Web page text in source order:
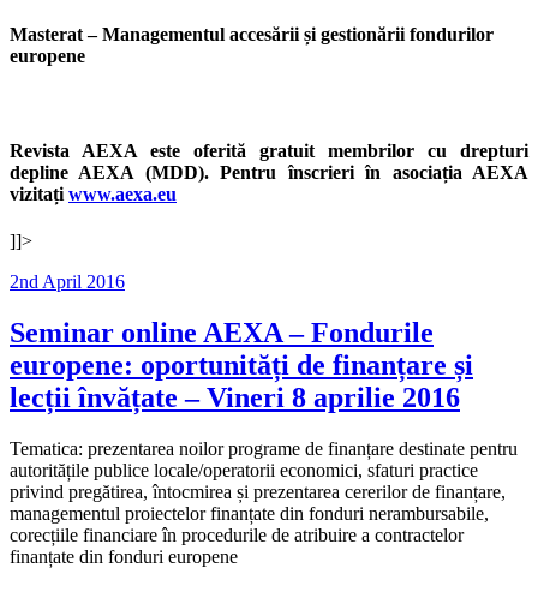
Masterat – Managementul accesării și gestionării fondurilor
europene
Revista AEXA este oferită gratuit membrilor cu drepturi
depline AEXA (MDD). Pentru înscrieri în asociația AEXA
vizitați www.aexa.eu
]]>
Posted
2nd April 2016
Seminar online AEXA – Fondurile
europene: oportunități de finanțare și
lecții învățate – Vineri 8 aprilie 2016
Tematica: prezentarea noilor programe de finanțare destinate pentru
autoritățile publice locale/operatorii economici, sfaturi practice
privind pregătirea, întocmirea și prezentarea cererilor de finanțare,
managementul proiectelor finanțate din fonduri nerambursabile,
corecțiile financiare în procedurile de atribuire a contractelor
finanțate din fonduri europene